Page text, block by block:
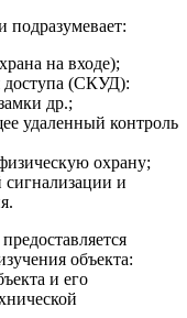
подразумевает:
на входе);
доступа (СКУД):
др.;
удаленный контроль
охрану;
и
объекта:
и его